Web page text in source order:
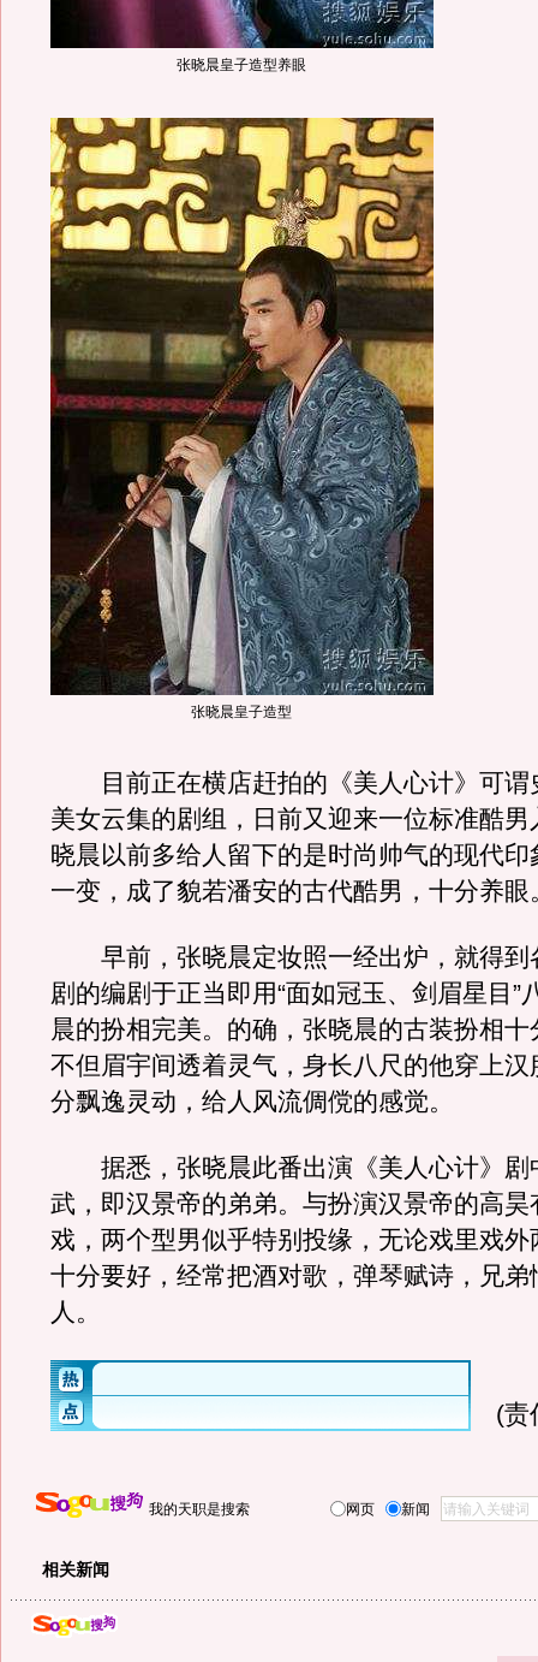
张晓晨皇子造型养眼
张晓晨皇子造型
目前正在横店赶拍的《美人心计》可谓
美女云集的剧组，日前又迎来一位标准酷男
晓晨以前多给人留下的是时尚帅气的现代印
一变，成了貌若潘安的古代酷男，十分养眼
早前，张晓晨定妆照一经出炉，就得到
剧的编剧于正当即用“面如冠玉、剑眉星目”
晨的扮相完美。的确，张晓晨的古装扮相
不但眉宇间透着灵气，身长八尺的他穿上汉
分飘逸灵动，给人风流倜傥的感觉。
据悉，张晓晨此番出演《美人心计》剧
武，即汉景帝的弟弟。与扮演汉景帝的高昊
戏，两个型男似乎特别投缘，无论戏里戏外
十分要好，经常把酒对歌，弹琴赋诗，兄弟
人。
(责
我的天职是搜索 网页 新闻
相关新闻